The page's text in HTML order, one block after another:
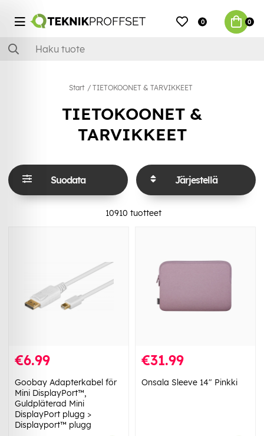
0 0
Start TIETOKOONET & TARVIKKEET
TIETOKOONET &
TARVIKKEET
Suodata Järjestellä
10910 tuotteet
€6.99
Goobay Adapterkabel för
Mini DisplayPort™,
Guldpläterad Mini
DisplayPort plugg >
Displayport™ plugg
€31.99
Onsala Sleeve 14" Pinkki